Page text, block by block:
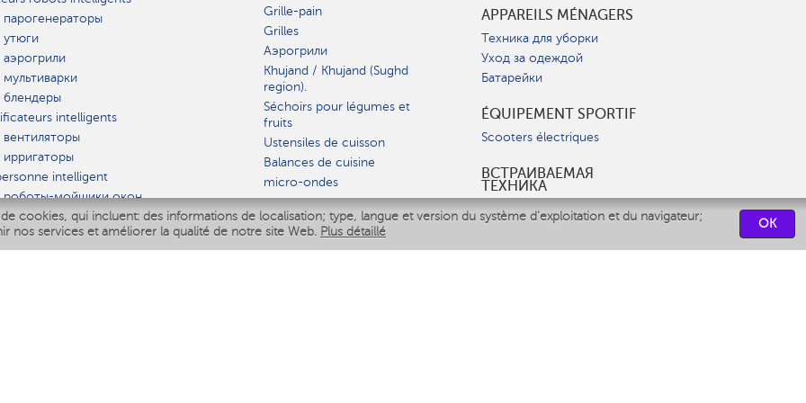
cookies, qui incluent: des informations de localisation; type, langue et version du système d'exploitation et du navigateur;
nos services et améliorer la qualité de notre site Web. Plus détaillé
OK
intelligents
intelligent
роботы-мойщики окон
intelligent
IQ Home
Grille-pain
Grilles
Аэрогрили
Khujand / Khujand (Sughd
region).
Séchoirs pour légumes et
fruits
Ustensiles de cuisson
Balances de cuisine
micro-ondes
VAISSELLE
APPAREILS MÉNAGERS
Техника для уборки
Уход за одеждой
Батарейки
ÉQUIPEMENT SPORTIF
Scooters électriques
ВСТРАИВАЕМАЯ
ТЕХНИКА
Вытяжки
Духовые шкафы